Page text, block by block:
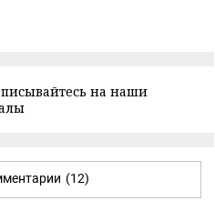
на наши
(12)